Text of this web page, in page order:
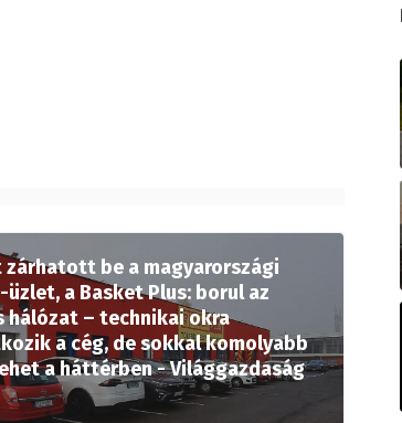
zárhatott be a magyarországi
üzlet, a Basket Plus: borul az
hálózat – technikai okra
a cég, de sokkal komolyabb
a háttérben - Világgazdaság